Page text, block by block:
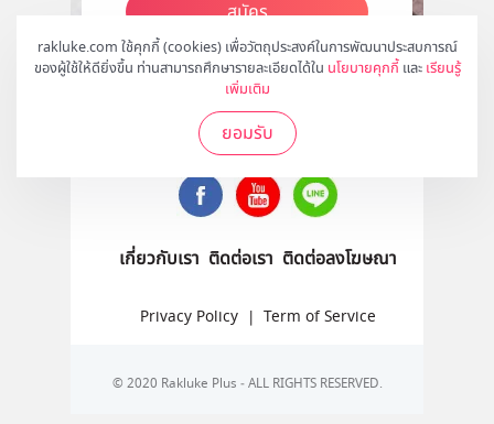
rakluke.com ใช้คุกกี้ (cookies) เพื่อวัตถุประสงค์ในการพัฒนาประสบการณ์
ของผู้ใช้ให้ดียิ่งขึ้น ท่านสามารถศึกษารายละเอียดได้ใน นโยบายคุกกี้ และ เรียนรู้
เพิ่มเติม
ยอมรับ
สมัคร
ติดตามเราได้ที่
เกี่ยวกับเรา ติดต่อเรา ติดต่อลงโฆษณา
Privacy Policy | Term of Service
© 2020 Rakluke Plus - ALL RIGHTS RESERVED.